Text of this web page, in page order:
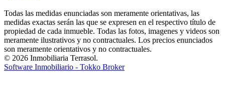
Todas las medidas enunciadas son meramente orientativas, las
medidas exactas serán las que se expresen en el respectivo título de
propiedad de cada inmueble. Todas las fotos, imagenes y videos son
meramente ilustrativos y no contractuales. Los precios enunciados
son meramente orientativos y no contractuales.
© 2026 Inmobiliaria Terrasol.
Software Inmobiliario - Tokko Broker